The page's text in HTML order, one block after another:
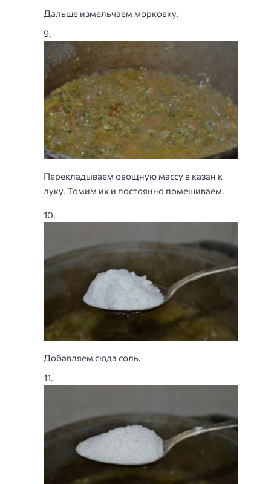
Дальше измельчаем морковку.
Перекладываем овощную массу в казан к
луку. Томим их и постоянно помешиваем.
Добавляем сюда соль.